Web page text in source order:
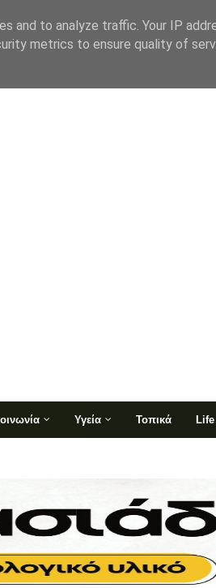
Υγεία Τοπικά
and to analyze traffic. Your IP
metrics to ensure quality of